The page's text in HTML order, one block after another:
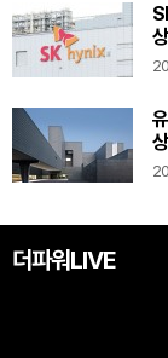
더파워LIVE